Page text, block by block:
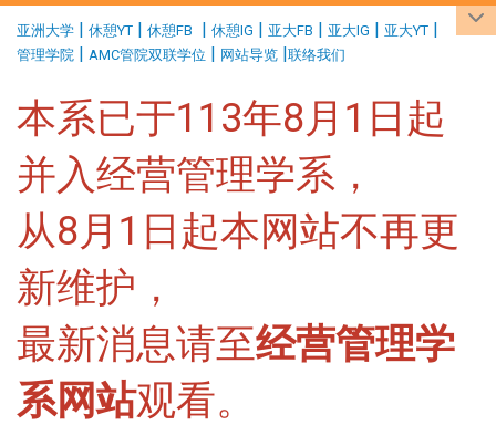
亚洲大学 | 休憩YT | 休憩FB | 休憩IG | 亚大FB | 亚大IG | 亚大YT |
管理学院 | AMC管院双联学位 | 网站导览 |联络我们
本系已于113年8月1日起
并入经营管理学系，
从8月1日起本网站不再更
新维护，
最新消息请至经营管理学
系网站观看。